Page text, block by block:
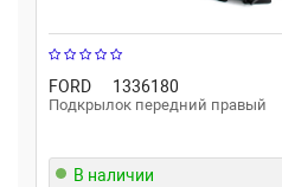
FORD 1336180
Подкрылок передний правый
В наличии